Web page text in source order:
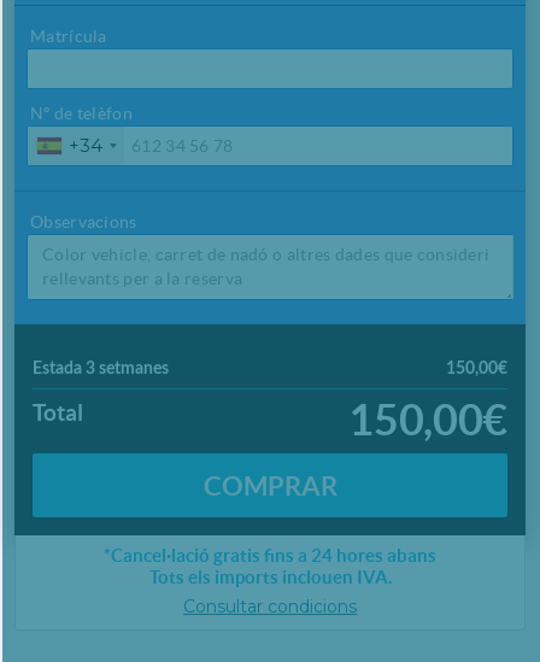
Matrícula
Nº de telèfon
+34
Observacions
Estada 3 setmanes 150,00€
Total 150,00€
COMPRAR
*Cancel·lació gratis fins a 24 hores abans
Tots els imports inclouen IVA.
Consultar condicions